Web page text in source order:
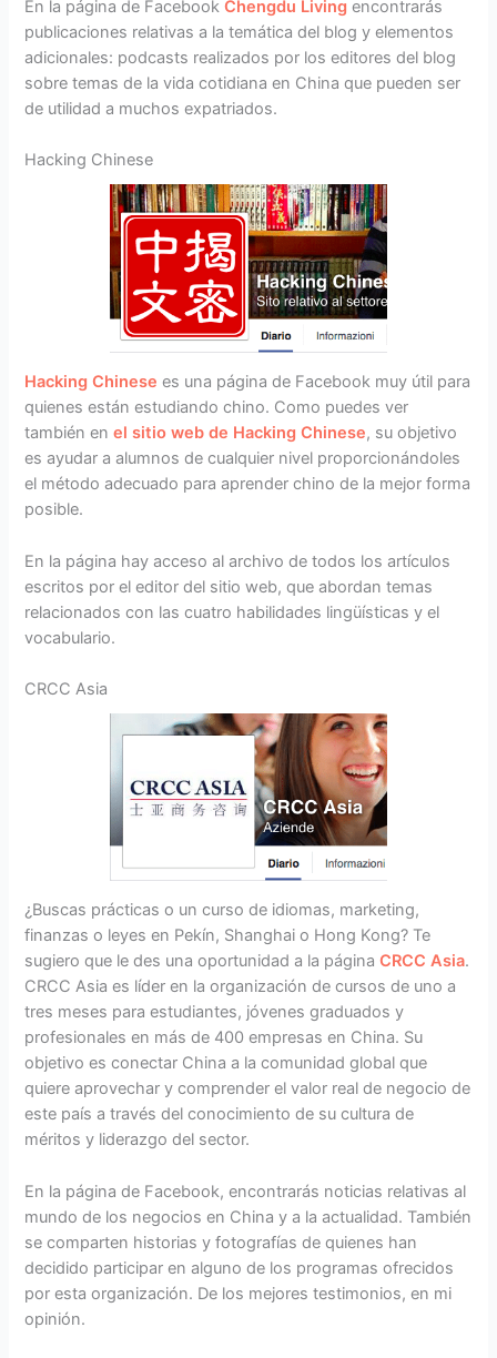
En la página de FacebookChengdu Living encontrarás
publicaciones relativas a la temática del blog y elementos
adicionales: podcasts realizados por los editores del blog
sobre temas de la vida cotidiana en China que pueden ser
de utilidad a muchos expatriados.
Hacking Chinese
Hacking Chinese es una página de Facebook muy útil para
quienes están estudiando chino. Como puedes ver
también enel sitio web de Hacking Chinese, su objetivo
es ayudar a alumnos de cualquier nivel proporcionándoles
el método adecuado para aprender chino de la mejor forma
posible.
En la página hay acceso al archivo de todos los artículos
escritos por el editor del sitio web, que abordan temas
relacionados con las cuatro habilidades lingüísticas y el
vocabulario.
CRCC Asia
¿Buscas prácticas o un curso de idiomas, marketing,
finanzas o leyes en Pekín, Shanghai o Hong Kong? Te
sugiero que le des una oportunidad a la páginaCRCC Asia.
CRCC Asia es líder en la organización de cursos de uno a
tres meses para estudiantes, jóvenes graduados y
profesionales en más de 400 empresas en China. Su
objetivo es conectar China a la comunidad global que
quiere aprovechar y comprender el valor real de negocio de
este país a través del conocimiento de su cultura de
méritos y liderazgo del sector.
En la página de Facebook, encontrarás noticias relativas al
mundo de los negocios en China y a la actualidad. También
se comparten historias y fotografías de quienes han
decidido participar en alguno de los programas ofrecidos
por esta organización. De los mejores testimonios, en mi
opinión.